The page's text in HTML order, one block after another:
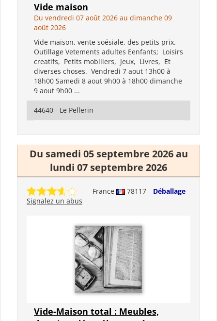
Vide maison
Du vendredi 07 août 2026 au dimanche 09
août 2026
Vide maison, vente soésiale, des petits prix.
Outillage Vetements adultes Eenfants; Loisirs
creatifs, Petits mobiliers, Jeux, Livres, Et
diverses choses. Vendredi 7 aout 13h00 à
18h00 Samedi 8 aout 9h00 à 18h00 dimanche
9 aout 9h00 ...
44640 - Le Pellerin
Du samedi 05 septembre 2026 au
lundi 07 septembre 2026
France 78117
Déballage
Signalez un abus
Vide-Maison total : Meubles,